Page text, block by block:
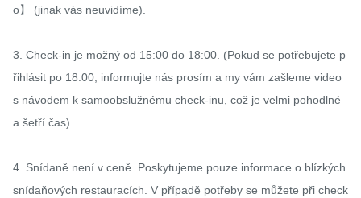
o】 (jinak vás neuvidíme).
3. Check-in je možný od 15:00 do 18:00. (Pokud se potřebujete p
řihlásit po 18:00, informujte nás prosím a my vám zašleme video
s návodem k samoobslužnému check-inu, což je velmi pohodlné
a šetří čas).
4. Snídaně není v ceně. Poskytujeme pouze informace o blízkých
snídaňových restauracích. V případě potřeby se můžete při check